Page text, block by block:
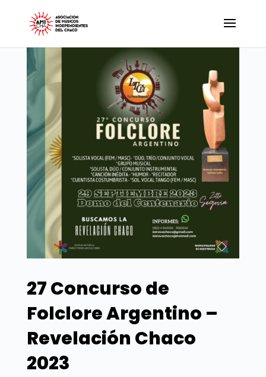
27 Concurso de
Folclore Argentino –
Revelación Chaco
2023